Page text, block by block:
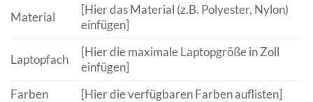
Material
[Hier das Material (z.B. Polyester, Nylon)
einfügen]
Laptopfach
[Hier die maximale Laptopgröße in Zoll
einfügen]
Farben
[Hier die verfügbaren Farben auflisten]